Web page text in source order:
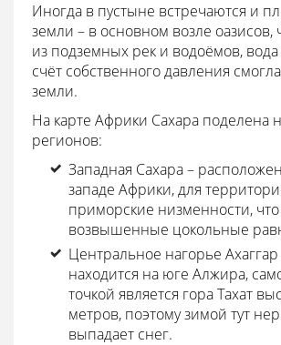
Иногда в пустыне встречаются и
земли – в основном возле оазисов,
из подземных рек и водоёмов, вода
счёт собственного давления
земли.
На карте Африки Сахара поделена
регионов:
Западная Сахара –
западе Африки, для
приморские низменности,
возвышенные цокольные
Центральное нагорье Ахаггар
находится на юге Алжира,
точкой является гора Тахат
метров, поэтому зимой тут
выпадает снег.